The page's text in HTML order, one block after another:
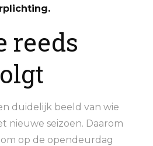
reeds
duidelijk beeld van wie
nieuwe seizoen. Daarom
op de opendeurdag